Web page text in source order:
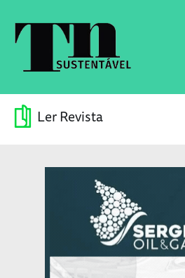
Ler Revista